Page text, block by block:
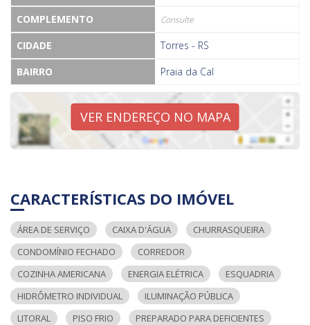
COMPLEMENTO Consulte
CIDADE
Torres - RS
BAIRRO
Praia da Cal
VER ENDEREÇO NO MAPA
CARACTERÍSTICAS DO IMÓVEL
ÁREA DE SERVIÇO CAIXA D'ÁGUA
CHURRASQUEIRA
CONDOMÍNIO FECHADO
CORREDOR
COZINHA AMERICANA
ENERGIA ELÉTRICA
ESQUADRIA
HIDRÔMETRO INDIVIDUAL
ILUMINAÇÃO PÚBLICA
LITORAL
PISO FRIO
PREPARADO PARA DEFICIENTES